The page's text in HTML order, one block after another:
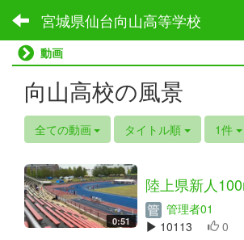
宮城県仙台向山高等学校
動画
向山高校の風景
全ての動画 タイトル順 1件
0:51
陸上県新人
管理者01
10113
0